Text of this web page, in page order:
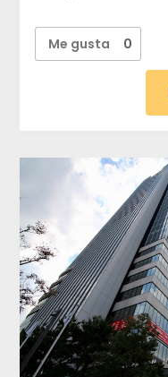
Me gusta 0